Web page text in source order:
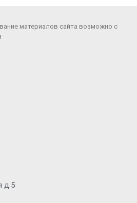
материалов сайта возможно с
д.5